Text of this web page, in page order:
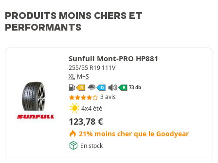
PRODUITS MOINS CHERS ET
PERFORMANTS
Sunfull Mont-PRO HP881
255/55 R19 111V
XL M+S
D D B 73 db
3 avis
4x4 été
123,78 €
21% moins cher que le Goodyear
En stock